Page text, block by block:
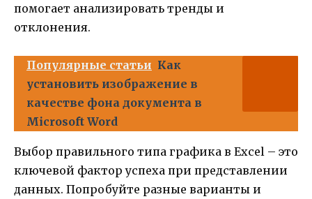
помогает анализировать тренды и
отклонения.
Популярные статьи Как
установить изображение в
качестве фона документа в
Microsoft Word
Выбор правильного типа графика в Excel – это
ключевой фактор успеха при представлении
данных. Попробуйте разные варианты и